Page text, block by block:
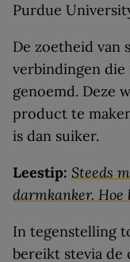
Purdue
De zoetheid van
verbindingen
genoemd. Deze
product te
is dan suiker.
Leestip: Steeds
darmkanker. Hoe
In tegenstelling
bereikt stevia de